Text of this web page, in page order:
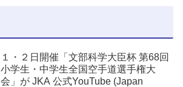
１・２日開催「文部科学大臣杯 第68回
小学生・中学生全国空手道選手権大
会」が JKA 公式YouTube (Japan